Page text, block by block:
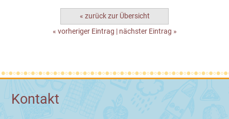
« zurück zur Übersicht
« vorheriger Eintrag | nächster Eintrag »
Kontakt